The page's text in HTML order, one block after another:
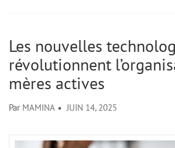
Les nouvelles
révolutionnent
mères actives
Par MAMINA JUIN 14, 2025